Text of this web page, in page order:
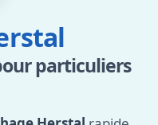
particuliers